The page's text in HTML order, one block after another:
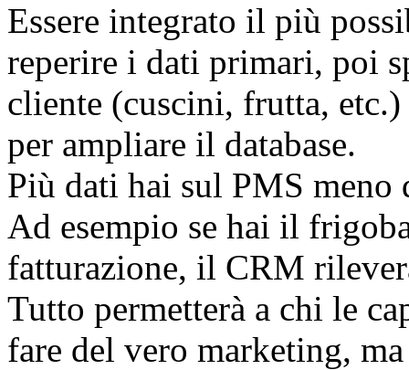
Essere integrato il più
reperire i dati primari, poi
cliente (cuscini, frutta,
per ampliare il database.
Più dati hai sul PMS meno
Ad esempio se hai il
fatturazione, il CRM
Tutto permetterà a chi le
fare del vero marketing,